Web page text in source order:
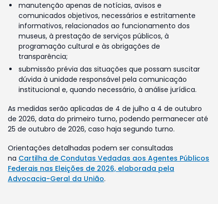
manutenção apenas de notícias, avisos e
comunicados objetivos, necessários e estritamente
informativos, relacionados ao funcionamento dos
museus, à prestação de serviços públicos, à
programação cultural e às obrigações de
transparência;
submissão prévia das situações que possam suscitar
dúvida à unidade responsável pela comunicação
institucional e, quando necessário, à análise jurídica.
As medidas serão aplicadas de 4 de julho a 4 de outubro
de 2026, data do primeiro turno, podendo permanecer até
25 de outubro de 2026, caso haja segundo turno.
Orientações detalhadas podem ser consultadas
na Cartilha de Condutas Vedadas aos Agentes Públicos
Federais nas Eleições de 2026, elaborada pela
Advocacia-Geral da União.